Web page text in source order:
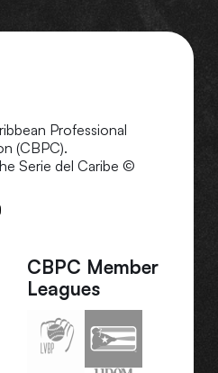
Professional
(CBPC).
Serie del Caribe ©
CBPC Member
Leagues